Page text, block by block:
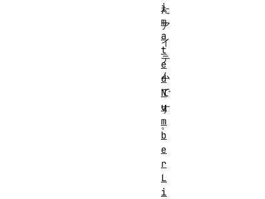
た
ア
イ
テ
ム
で
す
。
i
m
a
t
e
d
N
u
m
b
e
r
L
i